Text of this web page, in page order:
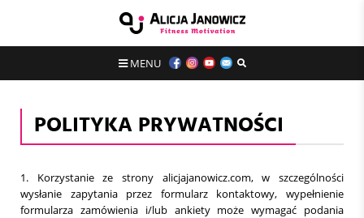
MENU
POLITYKA PRYWATNOŚCI
1. Korzystanie ze strony alicjajanowicz.com, w szczególności
wysłanie zapytania przez formularz kontaktowy, wypełnienie
formularza zamówienia i/lub ankiety może wymagać podania